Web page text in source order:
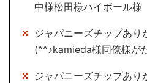
中様松田様ハイボール様
ジャパニーズチップあり
(^^♪kamieda様同僚様が
ジャパニーズチップあり